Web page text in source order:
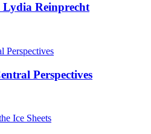
Lydia Reinprecht
Perspectives